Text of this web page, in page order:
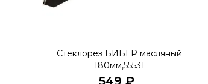
Стеклорез БИБЕР масляный
180мм,55531